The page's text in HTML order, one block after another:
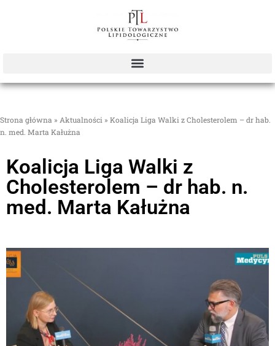
Strona główna » Aktualności » Koalicja Liga Walki z Cholesterolem – dr hab.
n. med. Marta Kałużna
Koalicja Liga Walki z
Cholesterolem – dr hab. n.
med. Marta Kałużna